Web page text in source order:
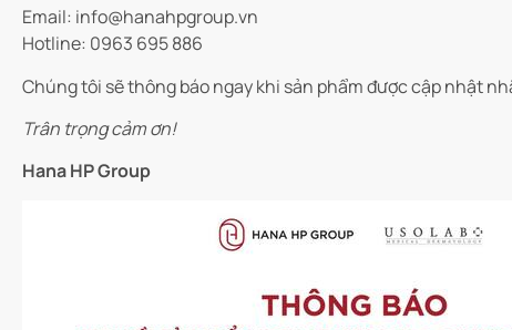
Email: info@hanahpgroup.vn
Hotline: 0963 695 886
Chúng tôi sẽ thông báo ngay khi sản phẩm được cập nhật
Trân trọng cảm ơn!
Hana HP Group